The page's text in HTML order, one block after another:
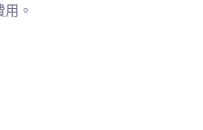
。